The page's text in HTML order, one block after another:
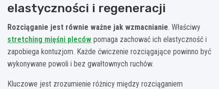
elastyczności i regeneracji
Rozciąganie jest równie ważne jak wzmacnianie. Właściwy
stretching mięśni pleców pomaga zachować ich elastyczność i
zapobiega kontuzjom. Każde ćwiczenie rozciągające powinno być
wykonywane powoli i bez gwałtownych ruchów.
Kluczowe jest zrozumienie różnicy między rozciąganiem